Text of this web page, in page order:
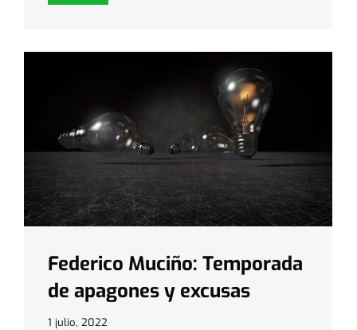
Federico Muciño: Temporada
de apagones y excusas
1 julio, 2022